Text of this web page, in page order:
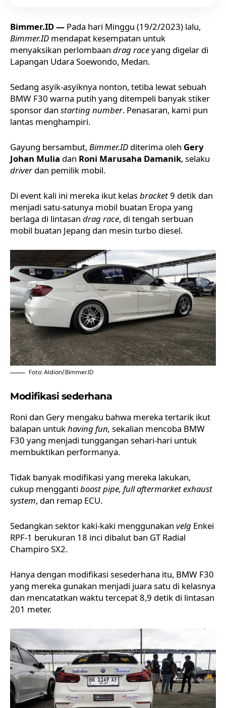
Bimmer.ID — Pada hari Minggu (19/2/2023) lalu,
Bimmer.ID mendapat kesempatan untuk
menyaksikan perlombaan drag raceyang digelar di
Lapangan Udara Soewondo, Medan.
Sedang asyik-asyiknya nonton, tetiba lewat sebuah
BMW F30 warna putih yang ditempeli banyak stiker
sponsor dan starting number. Penasaran, kami pun
lantas menghampiri.
Gayung bersambut, Bimmer.ID diterima oleh Gery
Johan Mulia dan Roni Marusaha Damanik, selaku
driver dan pemilik mobil.
Di event kali ini mereka ikut kelasbracket9 detik dan
menjadi satu-satunya mobil buatan Eropa yang
berlaga di lintasan drag race, di tengah serbuan
mobil buatan Jepang dan mesin turbo diesel.
Foto: Aldion/Bimmer.ID
Modifikasi sederhana
Roni dan Gery mengaku bahwa mereka tertarik ikut
balapan untukhaving fun, sekalian mencoba BMW
F30 yang menjadi tunggangan sehari-hari untuk
membuktikan performanya.
Tidak banyak modifikasi yang mereka lakukan,
cukup mengganti boost pipe, full aftermarket exhaust
system, dan remap ECU.
Sedangkan sektor kaki-kaki menggunakan velg Enkei
RPF-1 berukuran 18 inci dibalut ban GT Radial
Champiro SX2.
Hanya dengan modifikasi sesederhana itu, BMW F30
yang mereka gunakan menjadi juara satu di kelasnya
dan mencatatkan waktu tercepat 8,9 detik di lintasan
201 meter.